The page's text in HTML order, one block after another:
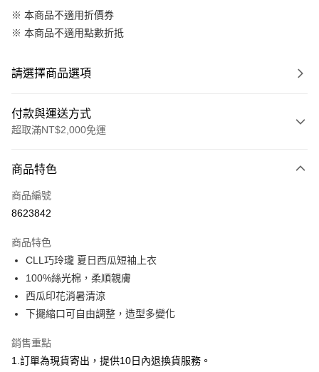
※ 本商品不適用折價券
※ 本商品不適用點數折抵
請選擇商品選項
付款與運送方式
超取滿NT$2,000免運
信用卡一次付款
信用卡分期付款
合作金庫商業銀行
華南商業銀行
上海商業儲蓄銀行
國泰世華商業銀行
臺灣中小企業銀行
台中商業銀行
聯邦商業銀行
元大商業銀行
永豐商業銀行
超商取貨付款
LINE Pay
Apple Pay
悠遊付
商品特色
商品編號
8623842
商品特色
CLL巧玲瓏 夏日西瓜短袖上衣
100%絲光棉，柔順親膚
西瓜印花消暑清涼
下擺縮口可自由調整，造型多變化
銷售重點
1.訂單為現貨寄出，提供10日內退換貨服務。